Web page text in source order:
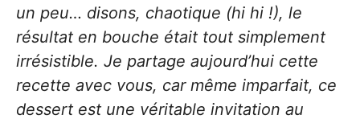
un peu… disons, chaotique (hi hi !), le
résultat en bouche était tout simplement
irrésistible. Je partage aujourd’hui cette
recette avec vous, car même imparfait, ce
dessert est une véritable invitation au